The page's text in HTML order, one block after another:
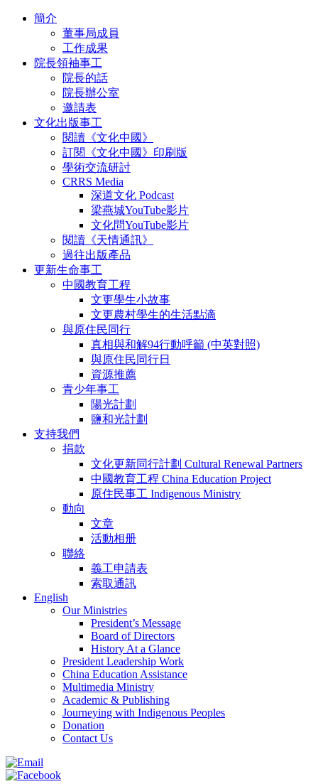
簡介
董事局成員
工作成果
院長領袖事工
院長的話
院長辦公室
邀請表
文化出版事工
閱讀《文化中國》
訂閱《文化中國》印刷版
學術交流研討
CRRS Media
深道文化 Podcast
梁燕城YouTube影片
文化問YouTube影片
閱讀《天情通訊》
過往出版產品
更新生命事工
中國教育工程
文更學生小故事
文更農村學生的生活點滴
與原住民同行
真相與和解94行動呼籲 (中英對照)
與原住民同行日
資源推薦
青少年事工
陽光計劃
鹽和光計劃
支持我們
捐款
文化更新同行計劃 Cultural Renewal Partners
中國教育工程 China Education Project
原住民事工 Indigenous Ministry
動向
文章
活動相册
聯絡
義工申請表
索取通訊
English
Our Ministries
President’s Message
Board of Directors
History At a Glance
President Leadership Work
China Education Assistance
Multimedia Ministry
Academic & Publishing
Journeying with Indigenous Peoples
Donation
Contact Us